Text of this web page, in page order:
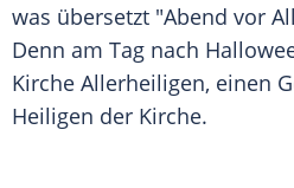
was übersetzt "Abend vor
Denn am Tag nach
Kirche Allerheiligen, einen
Heiligen der Kirche.